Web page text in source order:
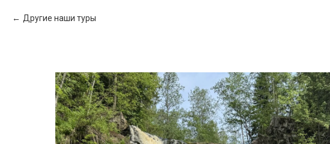
Другие наши туры